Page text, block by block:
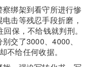
绑架到看守所进行惨
击等残忍手段折磨，
保，不给钱就判刑。
交了3000、4000、
不给任何收据。